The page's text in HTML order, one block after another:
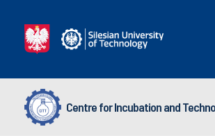
Centre for Incubation and